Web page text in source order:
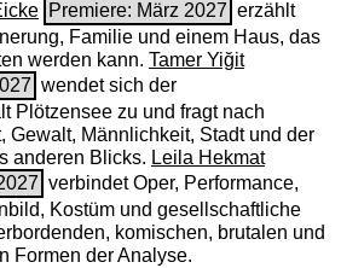
Premiere: März 2027 erzählt
Familie und einem Haus, das
werden kann. Tamer Yiğit
wendet sich der
Plötzensee zu und fragt nach
Gewalt, Männlichkeit, Stadt und der
anderen Blicks. Leila Hekmat
verbindet Oper, Performance,
Kostüm und gesellschaftliche
komischen, brutalen und
Formen der Analyse.